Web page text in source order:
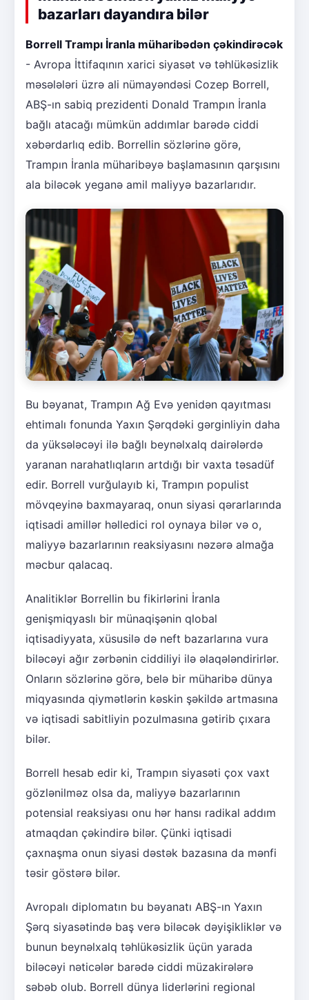
bazarları dayandıra bilər
Borrell Trampı İranla müharibədən çəkindirəcək
- Avropa İttifaqının xarici siyasət və təhlükəsizlik
məsələləri üzrə ali nümayəndəsi Cozep Borrell,
ABŞ-ın sabiq prezidenti Donald Trampın İranla
bağlı atacağı mümkün addımlar barədə ciddi
xəbərdarlıq edib. Borrellin sözlərinə görə,
Trampın İranla müharibəyə başlamasının qarşısını
ala biləcək yeganə amil maliyyə bazarlarıdır.
Bu bəyanat, Trampın Ağ Evə yenidən qayıtması
ehtimalı fonunda Yaxın Şərqdəki gərginliyin daha
da yüksələcəyi ilə bağlı beynəlxalq dairələrdə
yaranan narahatlıqların artdığı bir vaxta təsadüf
edir. Borrell vurğulayıb ki, Trampın populist
mövqeyinə baxmayaraq, onun siyasi qərarlarında
iqtisadi amillər həlledici rol oynaya bilər və o,
maliyyə bazarlarının reaksiyasını nəzərə almağa
məcbur qalacaq.
Analitiklər Borrellin bu fikirlərini İranla
genişmiqyaslı bir münaqişənin qlobal
iqtisadiyyata, xüsusilə də neft bazarlarına vura
biləcəyi ağır zərbənin ciddiliyi ilə əlaqələndirirlər.
Onların sözlərinə görə, belə bir müharibə dünya
miqyasında qiymətlərin kəskin şəkildə artmasına
və iqtisadi sabitliyin pozulmasına gətirib çıxara
bilər.
Borrell hesab edir ki, Trampın siyasəti çox vaxt
gözlənilməz olsa da, maliyyə bazarlarının
potensial reaksiyası onu hər hansı radikal addım
atmaqdan çəkindirə bilər. Çünki iqtisadi
çaxnaşma onun siyasi dəstək bazasına da mənfi
təsir göstərə bilər.
Avropalı diplomatın bu bəyanatı ABŞ-ın Yaxın
Şərq siyasətində baş verə biləcək dəyişikliklər və
bunun beynəlxalq təhlükəsizlik üçün yarada
biləcəyi nəticələr barədə ciddi müzakirələrə
səbəb olub. Borrell dünya liderlərini regional